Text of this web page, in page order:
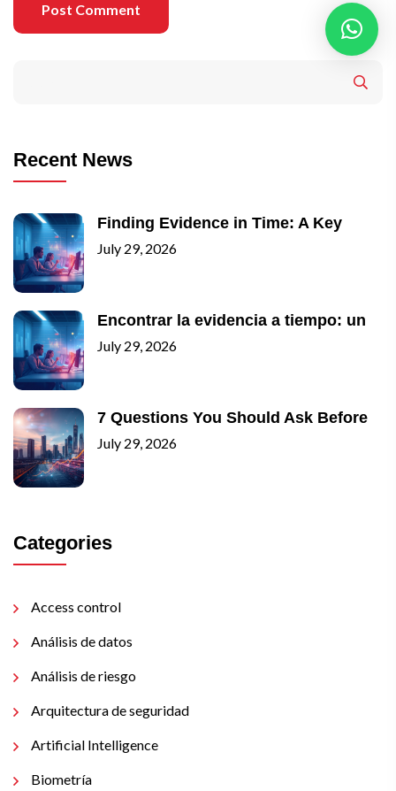
Post Comment
Recent News
Finding Evidence in Time: A Key
July 29, 2026
Encontrar la evidencia a tiempo: un
July 29, 2026
7 Questions You Should Ask Before
July 29, 2026
Categories
Access control
Análisis de datos
Análisis de riesgo
Arquitectura de seguridad
Artificial Intelligence
Biometría